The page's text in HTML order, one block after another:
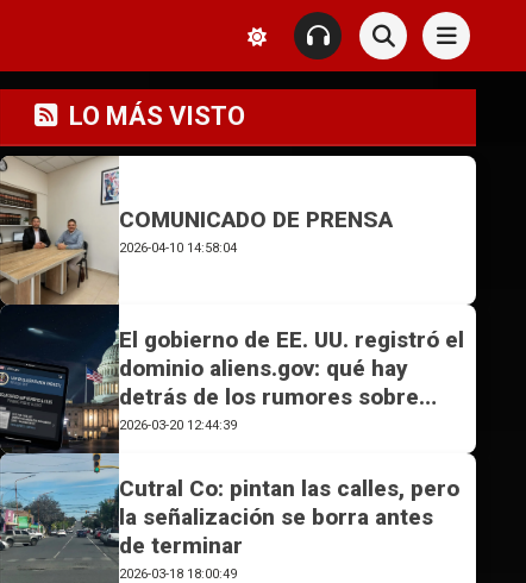
LO MÁS VISTO
COMUNICADO DE PRENSA
2026-04-10 14:58:04
El gobierno de EE. UU. registró el
dominio aliens.gov: qué hay
detrás de los rumores sobre
OVNIs
2026-03-20 12:44:39
Cutral Co: pintan las calles, pero
la señalización se borra antes
de terminar
2026-03-18 18:00:49